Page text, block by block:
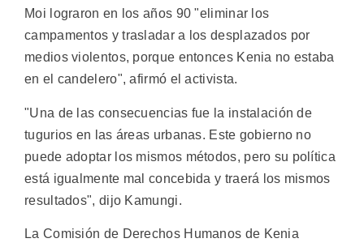
Moi lograron en los años 90 "eliminar los
campamentos y trasladar a los desplazados por
medios violentos, porque entonces Kenia no estaba
en el candelero", afirmó el activista.
"Una de las consecuencias fue la instalación de
tugurios en las áreas urbanas. Este gobierno no
puede adoptar los mismos métodos, pero su política
está igualmente mal concebida y traerá los mismos
resultados", dijo Kamungi.
La Comisión de Derechos Humanos de Kenia